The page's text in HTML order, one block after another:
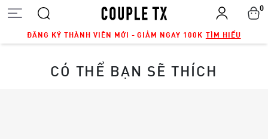
ĐĂNG KÝ THÀNH VIÊN MỚI - GIẢM NGAY 100K TÌM HIỂU
0
CÓ THỂ BẠN SẼ THÍCH